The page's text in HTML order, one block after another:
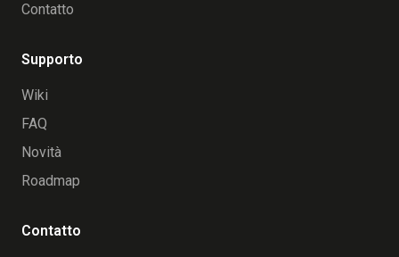
Contatto
Supporto
Wiki
FAQ
Novità
Roadmap
Contatto